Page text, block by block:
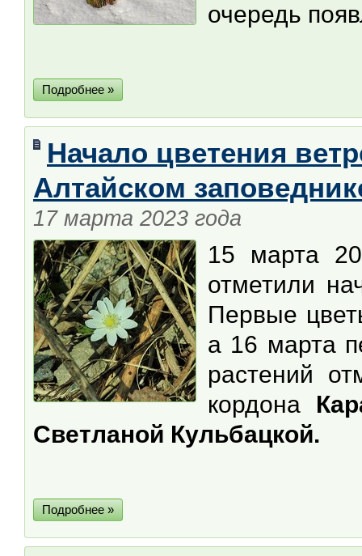
очередь
Подробнее »
Начало цветения
Алтайском
17 марта 2023 года
15 марта
отметили
Первые
а 16 марта
растений
кордона
Светланой Кульбацкой.
Подробнее »